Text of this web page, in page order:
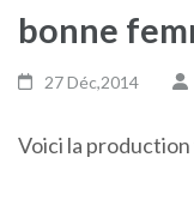
bonne
27 Déc,2014
Voici la production